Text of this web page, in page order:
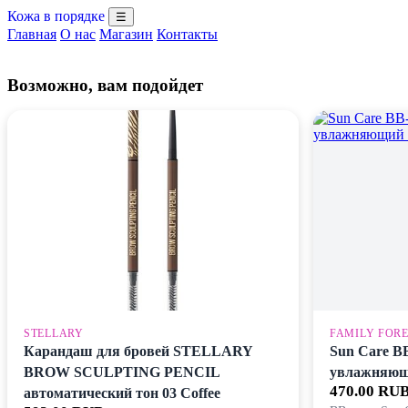
Кожа в порядке ☰
Главная О нас Магазин Контакты
Возможно, вам подойдет
STELLARY
Карандаш для бровей STELLARY
BROW SCULPTING PENCIL
автоматический тон 03 Coffee
FAMILY
Sun Care
470.00